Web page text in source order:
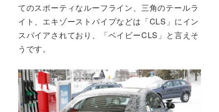
てのスポーティなルーフライン、三角のテールラ
イト、エキゾーストパイプなどは「CLS」にイン
スパイアされており、「ベイビーCLS」と言えそ
うです。